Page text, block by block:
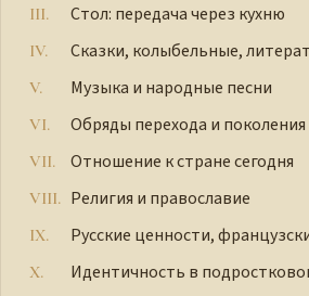
Стол: передача через кухню
Сказки, колыбельные,
Музыка и народные песни
Обряды перехода и поколения
Отношение к стране сегодня
Религия и православие
Русские ценности,
Идентичность в